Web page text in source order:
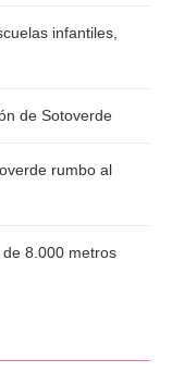
infantiles,
de Sotoverde
rumbo al
8.000 metros